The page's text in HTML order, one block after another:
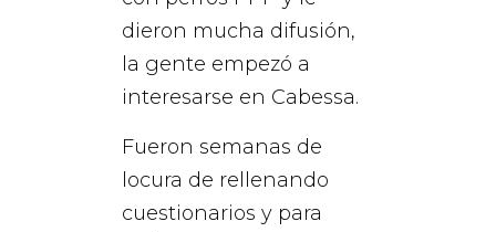
dieron mucha difusión,
la gente empezó a
interesarse en Cabessa.
Fueron semanas de
locura de rellenando
cuestionarios y para